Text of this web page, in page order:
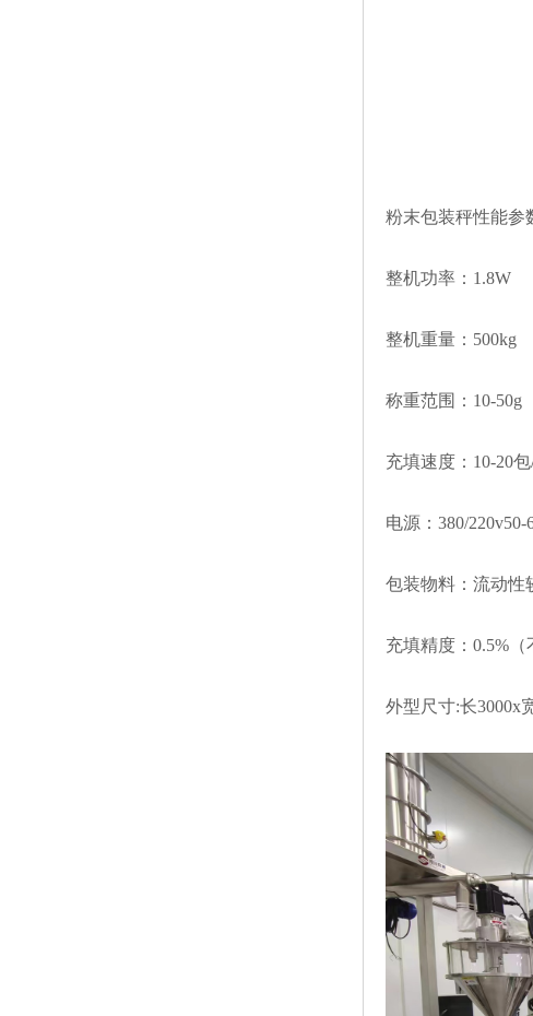
粉末包装秤性能参
整机功率：1.8W
整机重量：500kg
称重范围：10-50g
充填速度：10-20
电源：380/220v50-
包装物料：流动性
充填精度：0.5%（
外型尺寸:长3000x